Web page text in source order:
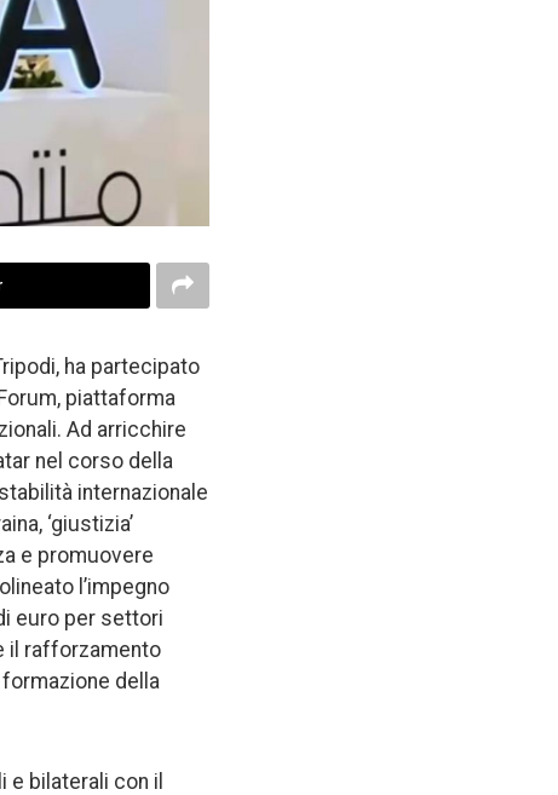
ha partecipato
piattaforma
Ad arricchire
nel corso della
internazionale
‘giustizia’
e promuovere
l’impegno
euro per settori
il rafforzamento
della
bilaterali con il